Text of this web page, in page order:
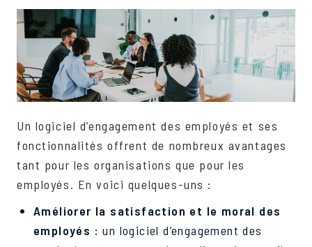
Un logiciel d’engagement des employés et ses
fonctionnalités offrent de nombreux avantages
tant pour les organisations que pour les
employés. En voici quelques-uns :
Améliorer la satisfaction et le moral des
employés : un logiciel d’engagement des